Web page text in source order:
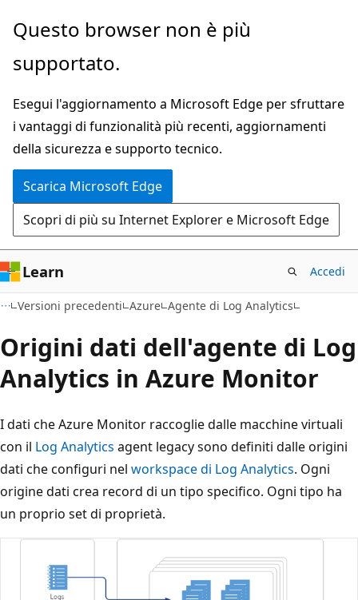
Ignora
passa
contenuto
principale
Questo browser non è più
supportato.
Esegui l'aggiornamento a Microsoft Edge per sfruttare
i vantaggi di funzionalità più recenti, aggiornamenti
della sicurezza e supporto tecnico.
Scarica Microsoft Edge
Scopri di più su Internet Explorer e Microsoft Edge
Learn Accedi
Versioni precedenti Azure Agente di Log Analytics
Origini dati dell'agente di Log
Analytics in Azure Monitor
I dati che Azure Monitor raccoglie dalle macchine virtuali
con il Log Analytics agent legacy sono definiti dalle origini
dati che configuri nel workspace di Log Analytics. Ogni
origine dati crea record di un tipo specifico. Ogni tipo ha
un proprio set di proprietà.